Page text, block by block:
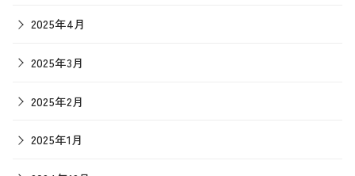
2025年4月
2025年3月
2025年2月
2025年1月